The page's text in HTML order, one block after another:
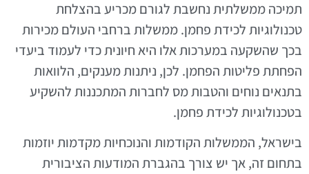
תמיכה ממשלתית נחשבת לגורם מכריע בהצלחת
טכנולוגיות לכידת פחמן. ממשלות ברחבי העולם מכירות
בכך שהשקעה במערכות אלו היא חיונית כדי לעמוד ביעדי
הפחתת פליטות הפחמן. לכן, ניתנות מענקים, הלוואות
בתנאים נוחים והטבות מס לחברות המתכננות להשקיע
בטכנולוגיות לכידת פחמן.
בישראל, הממשלות הקודמות והנוכחיות מקדמות יוזמות
בתחום זה, אך יש צורך בהגברת המודעות הציבורית